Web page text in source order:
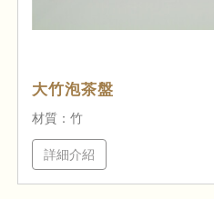
大竹泡茶盤
材質：竹
詳細介紹